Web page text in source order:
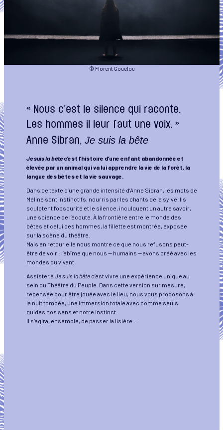
© Florent Gouëlou
« Nous c’est le silence qui raconte.
Les hommes il leur faut une voix. »
Anne Sibran, Je suis la bête
Je suis la bêtec’est l’histoire d’une enfant abandonnée et
élevée par un animal qui va lui apprendre la vie de la forêt, la
langue des bêtes et la vie sauvage.
Dans ce texte d’une grande intensité d’Anne Sibran, les mots de
Méline sont instinctifs, nourris par les chants de la sylve. Ils
sculptent l’obscurité et le silence, inculquent un autre savoir,
une science de l’écoute. À la frontière entre le monde des
bêtes et celui des hommes, la fillette est montrée, exposée
sur la scène du théâtre.
Mais en retour elle nous montre ce que nous refusons peut-
être de voir : l’abîme que nous -- humains -- avons créé avec les
mondes du vivant.
Assister à Je suis la bêtec’est vivre une expérience unique au
sein du Théâtre du Peuple. Dans cette version sur mesure,
repensée pour être jouée avec le lieu, nous vous proposons à
la nuit tombée, une immersion totale avec comme seuls
guides nos sens et notre instinct.
Il s’agira, ensemble, de passer la lisière...